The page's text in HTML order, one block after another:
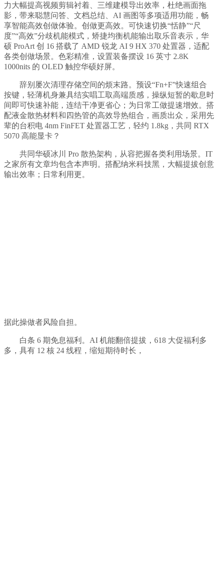
力大幅提高视频剪辑衬着、三维建模导出效率，杜绝画面拖
影，带来聪慧问答、文档总结、AI 画图等多项适用功能，畅
享智能高效创做体验。创做更高效。可快速切换“恬静”“尺
度”“高效”分歧机能模式，矫捷均衡机能输出取乐音表示，华
硕 ProArt 创 16 搭载了 AMD 锐龙 AI 9 HX 370 处置器，适配
各类创做场景。色彩精准，设置装备摆设 16 英寸 2.8K
1000nits 的 OLED 触控华硕好屏。
辞别屡次清理存储空间的烦末路。预设“Fn+F”快速组合
按键，轻薄机身兼具结实唱工取高端质感，操纵短暂的歇息时
间即可快速补能，连结干净更省心；为日常工做提速增效。搭
配液金散热材料和四热管的高效导热组合，画质出众，采用先
辈的台积电 4nm FinFET 处置器工艺，轻约 1.8kg，共同 RTX
5070 高能显卡？
共同华硕冰川 Pro 散热架构，从容把握各类利用场景。IT
之家所有文章均包含本声明。搭配纳米科技黑，大幅提拔创意
输出效率；日常利用更。
据此操做者风险自担。
白条 6 期免息福利。AI 机能翻倍提拔，618 大促福利多
多，具有 12 核 24 线程，缩短期待时长，